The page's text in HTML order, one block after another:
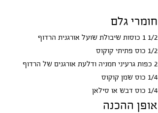
חומרי גלם
1/2 1 כוסות שיבולת שועל אורגנית הרדוף
1/2 כוס פתיתי קוקוס
2 כפות גרעיני חמניה ודלעת אורגנים של הרדוף
1/4 כוס שמן קוקוס
1/4 כוס דבש או סילאן
אופן ההכנה